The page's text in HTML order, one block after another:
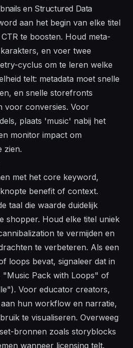
en Structured Data
aan het begin van elke titel
te boosten. Houd meta-
en voer twee
cyclus om te leren welke
telt: metadata moet snelle
en snelle storefronts
voor conversies. Voor
plaats 'music' nabij het
monitor impact om
zien.
met het core keyword,
benefit of context.
taal die waarde duidelijk
shopper. Houd elke titel uniek
te vermijden en
te verbeteren. Als een
loops bevat, signaleer dat in
"Music Pack with Loops" of
Voor educator creators,
hun workflow en narratie,
te visualiseren. Overweeg
bronnen zoals storyblocks
wanneer licensing telt.